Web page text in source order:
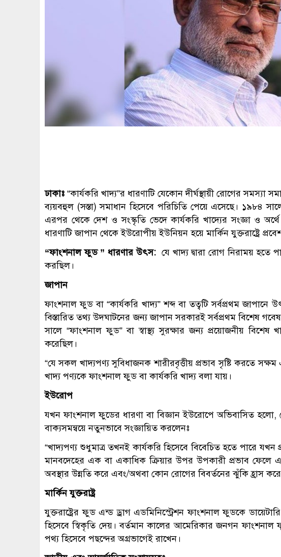
ঢাকাঃ“কার্যকরি খাদ্য”র ধারণাটি যেকোন দীর্ঘস্থায়ী রোগের
ব্যয়বহুল (সস্তা) সমাধান হিসেবে পরিচিতি পেয়ে এসেছে। ১৯৮৪
এরপর থেকে দেশ ও সংস্কৃতি ভেদে কার্যকরি খাদ্যের সংজ্ঞা ও
ধারণাটি জাপান থেকে ইউরোপীয় ইউনিয়ন হয়ে মার্কিন যুক্তরাষ্ট্রে
“ফাংশনাল ফুড ” ধারণার উৎস:যে খাদ্য দ্বারা রোগ নিরাময় হতে
করছিল।
জাপান
ফাংশনাল ফুড বা “কার্যকরি খাদ্য” শব্দ বা তত্বটি সর্বপ্রথম
বিস্তারিত তথ্য উদঘাটনের জন্য জাপান সরকারই সর্বপ্রথম বিশেষ
সালে “ফাংশনাল ফুড” বা স্বাস্থ্য সুরক্ষার জন্য প্রয়োজনীয় বিশেষ
করেছিল।
“যে সকল খাদ্যপণ্য সুবিধাজনক শারীরবৃত্তীয় প্রভাব সৃষ্টি করতে
খাদ্য পণ্যকে ফাংশনাল ফুড বা কার্যকরি খাদ্য বলা যায়।
ইউরোপ
যখন ফাংশনাল ফুডের ধারণা বা বিজ্ঞান ইউরোপে অভিবাসিত হলো,
বাক্যসমন্বয়ে নতুনভাবে সংজ্ঞায়িত করলেনঃ
“খাদ্যপণ্য শুধুমাত্র তখনই কার্যকরি হিসেবে বিবেচিত হতে পারে যখন
মানবদেহের এক বা একাধিক ক্রিয়ার উপর উপকারী প্রভাব ফেলে
অবস্থার উন্নতি করে এবং/অথবা কোন রোগের বিবর্তনের ঝুঁকি হ্রাস
মার্কিন যুক্তরাষ্ট্র
যুক্তরাষ্ট্রের ফুড এন্ড ড্রাগ এডমিনিস্ট্রেশন ফাংশনাল ফুডকে
হিসেবে স্বিকৃতি দেয়। বর্তমান কালের আমেরিকার জনগন ফাংশনাল
পথ্য হিসেবে পছন্দের অগ্রভাগেই রাখেন।